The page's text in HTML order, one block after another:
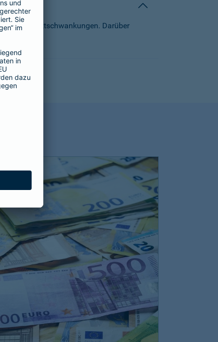
Darüber